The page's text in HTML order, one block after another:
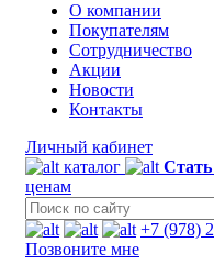
О компании
Покупателям
Сотрудничество
Акции
Новости
Контакты
Личный кабинет
каталог
ценам
+7 (978)
Позвоните мне